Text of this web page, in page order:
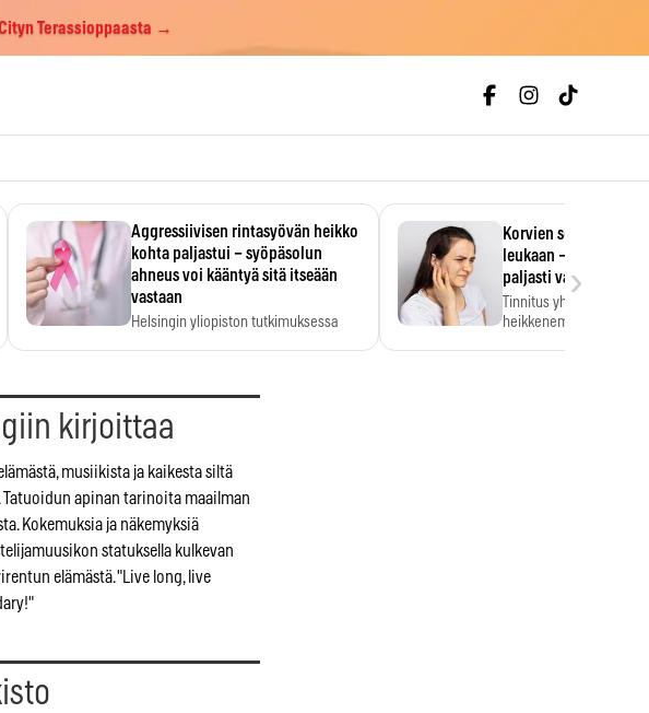
Terassioppaasta →
Aggressiivisen rintasyövän heikko
kohta paljastui – syöpäsolun
ahneus voi kääntyä sitä itseään
vastaan
Helsingin yliopiston tutkimuksessa
Korvien soiminen
leukaan – 47 349
paljasti vahvan
Tinnitus yhdistetään
heikkenemiseen.
›
kirjoittaa
musiikista ja kaikesta siltä
Tatuoidun apinan tarinoita maailman
Kokemuksia ja näkemyksiä
statuksella kulkevan
elämästä. "Live long, live